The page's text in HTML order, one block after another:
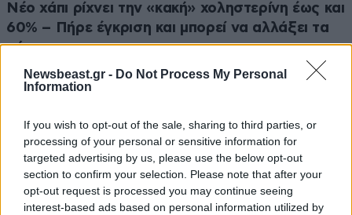
Newsbeast.gr - Do Not Process My Personal
Information
If you wish to opt-out of the sale, sharing to third parties, or
processing of your personal or sensitive information for
targeted advertising by us, please use the below opt-out
section to confirm your selection. Please note that after your
opt-out request is processed you may continue seeing
interest-based ads based on personal information utilized by
Νέο χάπι ρίχνει την «κακή» χοληστερίνη έως και
60% – Πήρε έγκριση και μπορεί να αλλάξει τα
πάντα